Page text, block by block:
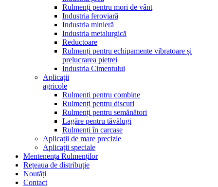
Rulmenți pentru mori de vânt
Industria feroviară
Industria minieră
Industria metalurgică
Reductoare
Rulmenți pentru echipamente vibratoare și
prelucrarea pietrei
Industria Cimentului
Aplicații
agricole
Rulmenți pentru combine
Rulmenți pentru discuri
Rulmenți pentru semănători
Lagăre pentru tăvălugi
Rulmenți în carcase
Aplicații de mare precizie
Aplicații speciale
Mentenența Rulmenților
Rețeaua de distribuție
Noutăți
Contact